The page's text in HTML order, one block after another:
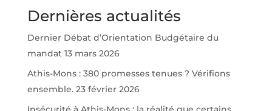
Dernières actualités
Dernier Débat d’Orientation Budgétaire du
mandat 13 mars 2026
Athis-Mons : 380 promesses tenues ? Vérifions
ensemble. 23 février 2026